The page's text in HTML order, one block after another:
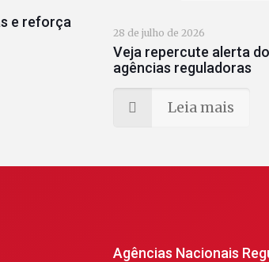
e reforça
28 de julho de 2026
Veja repercute alerta
agências reguladoras
Leia mais
Agências Nacionais